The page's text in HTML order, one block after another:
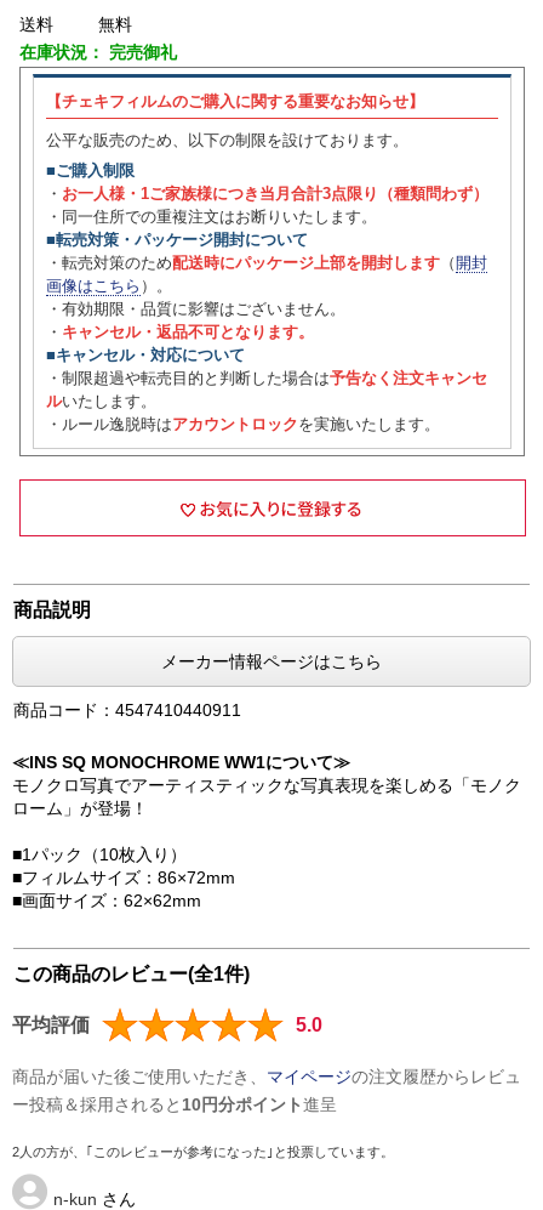
送料
無料
在庫状況： 完売御礼
【チェキフィルムのご購入に関する重要なお知らせ】
公平な販売のため、以下の制限を設けております。
■ご購入制限
・ お一人様・1ご家族様につき当月合計3点限り（種類問わず）
・同一住所での重複注文はお断りいたします。
■転売対策・パッケージ開封について
・転売対策のため配送時にパッケージ上部を開封します（ 開封
画像はこちら ）。
・有効期限・品質に影響はございません。
・ キャンセル・返品不可となります。
■キャンセル・対応について
・制限超過や転売目的と判断した場合は予告なく注文キャンセ
ルいたします。
・ルール逸脱時はアカウントロックを実施いたします。
商品説明
メーカー情報ページはこちら
商品コード：4547410440911
≪INS SQ MONOCHROME WW1について≫
モノクロ写真でアーティスティックな写真表現を楽しめる「モノク
ローム」が登場！
■1パック（10枚入り）
■フィルムサイズ：86×72mm
■画面サイズ：62×62mm
この商品のレビュー(全1件)
平均評価 5.0
商品が届いた後ご使用いただき、 マイページの注文履歴からレビュ
ー投稿＆採用されると 10円分ポイント進呈
2人の方が、｢このレビューが参考になった｣と投票しています。
n-kun さん